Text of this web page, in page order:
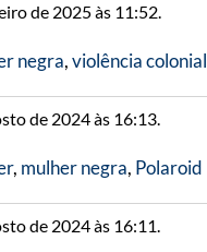
de 2025 às 11:52.
negra,violência colonial
de 2024 às 16:13.
, mulher negra, Polaroid
de 2024 às 16:11.